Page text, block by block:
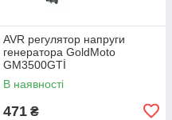
AVR регулятор напруги
генератора GoldMoto
GM3500GTİ
В наявності
471 ₴